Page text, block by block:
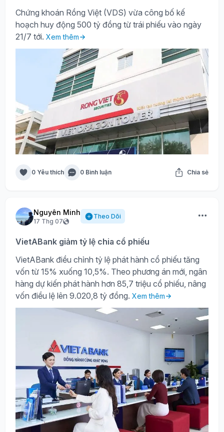
Chứng khoán Rồng Việt (VDS) vừa công bố kế
hoạch huy động 500 tỷ đồng từ trái phiếu vào ngày
21/7 tới. Xem thêm
0 Yêu thích 0 Bình luận Chia sẻ
Nguyên Minh
17 Thg 07
Theo Dõi
VietABank giảm tỷ lệ chia cổ phiếu
VietABank điều chỉnh tỷ lệ phát hành cổ phiếu tăng
vốn từ 15% xuống 10,5%. Theo phương án mới, ngân
hàng dự kiến phát hành hơn 85,7 triệu cổ phiếu, nâng
vốn điều lệ lên 9.020,8 tỷ đồng. Xem thêm